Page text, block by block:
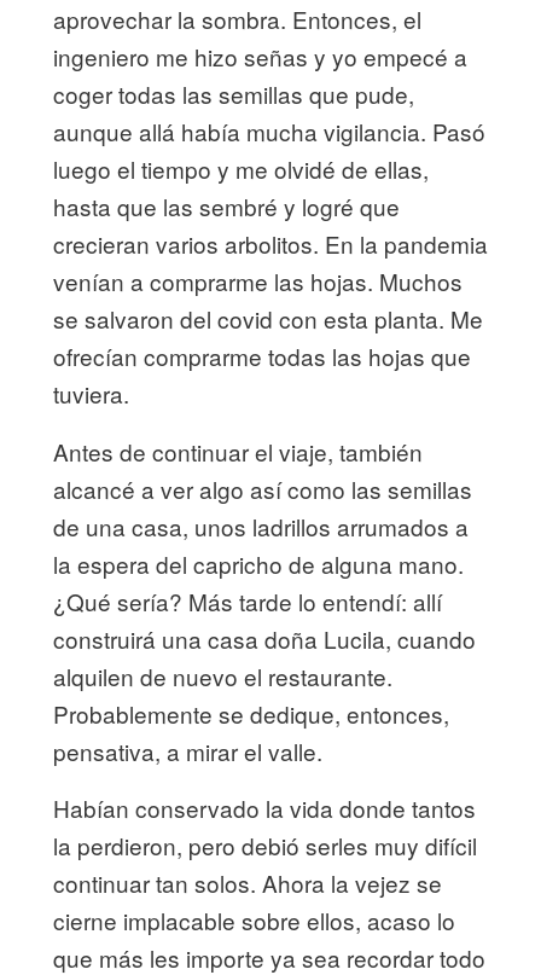
aprovechar la sombra. Entonces, el
ingeniero me hizo señas y yo empecé a
coger todas las semillas que pude,
aunque allá había mucha vigilancia. Pasó
luego el tiempo y me olvidé de ellas,
hasta que las sembré y logré que
crecieran varios arbolitos. En la pandemia
venían a comprarme las hojas. Muchos
se salvaron del covid con esta planta. Me
ofrecían comprarme todas las hojas que
tuviera.
Antes de continuar el viaje, también
alcancé a ver algo así como las semillas
de una casa, unos ladrillos arrumados a
la espera del capricho de alguna mano.
¿Qué sería? Más tarde lo entendí: allí
construirá una casa doña Lucila, cuando
alquilen de nuevo el restaurante.
Probablemente se dedique, entonces,
pensativa, a mirar el valle.
Habían conservado la vida donde tantos
la perdieron, pero debió serles muy difícil
continuar tan solos. Ahora la vejez se
cierne implacable sobre ellos, acaso lo
que más les importe ya sea recordar todo